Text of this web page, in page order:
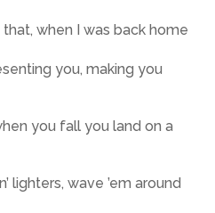
when I was back home
you, making you
you fall you land on a
lighters, wave ’em around